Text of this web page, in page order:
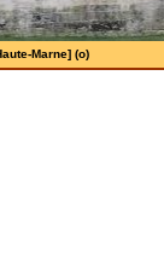
Marne] (o)